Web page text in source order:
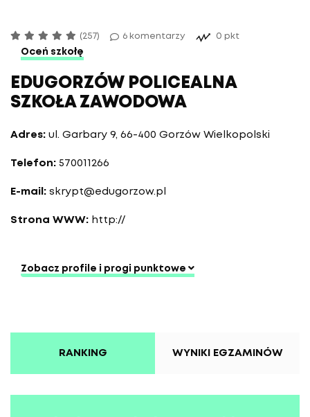
(257) 6 komentarzy 0 pkt
Oceń szkołę
EDUGORZÓW POLICEALNA
SZKOŁA ZAWODOWA
Adres: ul. Garbary 9, 66-400 Gorzów Wielkopolski
Telefon: 570011266
E-mail: skrypt@edugorzow.pl
Strona WWW: http://
Zobacz profile i progi punktowe
RANKING WYNIKI EGZAMINÓW